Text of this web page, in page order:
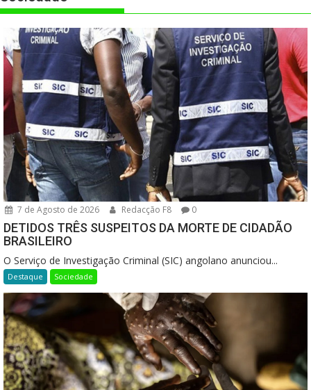
7 de Agosto de 2026 Redacção F8 0
DETIDOS TRÊS SUSPEITOS DA MORTE DE CIDADÃO
BRASILEIRO
O Serviço de Investigação Criminal (SIC) angolano anunciou...
Destaque Sociedade